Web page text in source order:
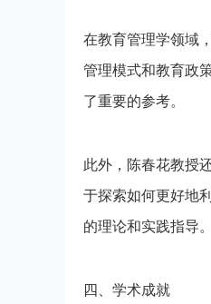
在教育管理学领域
管理模式和教育政
了重要的参考。
此外，陈春花教授
于探索如何更好地
的理论和实践指导。
四、学术成就